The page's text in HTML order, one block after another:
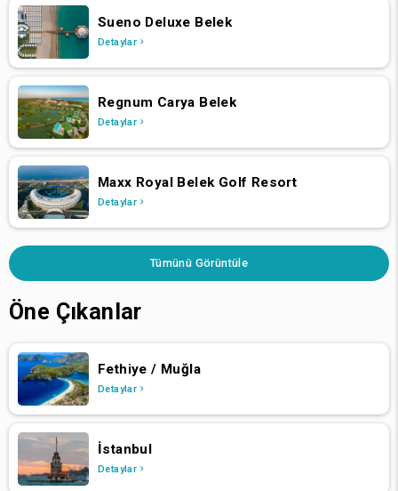
Sueno Deluxe Belek
Detaylar
Regnum Carya Belek
Detaylar
Maxx Royal Belek Golf Resort
Detaylar
Tümünü Görüntüle
Öne Çıkanlar
Fethiye / Muğla
Detaylar
İstanbul
Detaylar